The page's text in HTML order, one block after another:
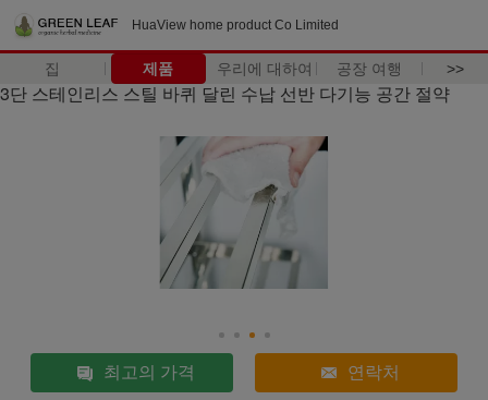
HuaView home product Co Limited
집 제품 우리에 대하여 공장 여행 >>
3단 스테인리스 스틸 바퀴 달린 수납 선반 다기능 공간 절약
최고의 가격 연락처